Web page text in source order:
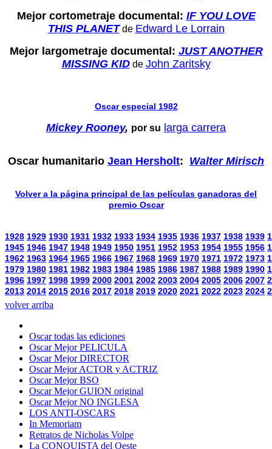
Mejor cortometraje documental: IF YOU LOVE
THIS PLANETde Edward Le Lorrain
Mejor largometraje documental: JUST ANOTHER
MISSING KIDde John Zaritsky
Oscar especial 1982
Mickey Rooney, por su larga carrera
Oscar humanitario Jean Hersholt: Walter Mirisch
Volver a la página principal de las películas ganadoras del
premio Oscar
1928 1929 1930 1931 1932 1933 1934 1935 1936 1937 1938 1939
1945 1946 1947 1948 1949 1950 1951 1952 1953 1954 1955 1956
1962 1963 1964 1965 1966 1967 1968 1969 1970 1971 1972 1973
1979 1980 1981 1982 1983 1984 1985 1986 1987 1988 1989 1990
1996 1997 1998 1999 2000 2001 2002 2003 2004 2005 2006 2007
2013 2014 2015 2016 2017 2018 2019 2020 2021 2022 2023 2024
volver arriba
Oscar todas las ediciones
Oscar Mejor PELICULA
Oscar Mejor DIRECTOR
Oscar Mejor ACTOR y ACTRIZ
Oscar Mejor BSO
Oscar Mejor GUION original
Oscar Mejor NO INGLESA
LOS ANTI-OSCARS
In Memoriam
Retratos de Nicholas Volpe
La CONQUISTA del Oeste